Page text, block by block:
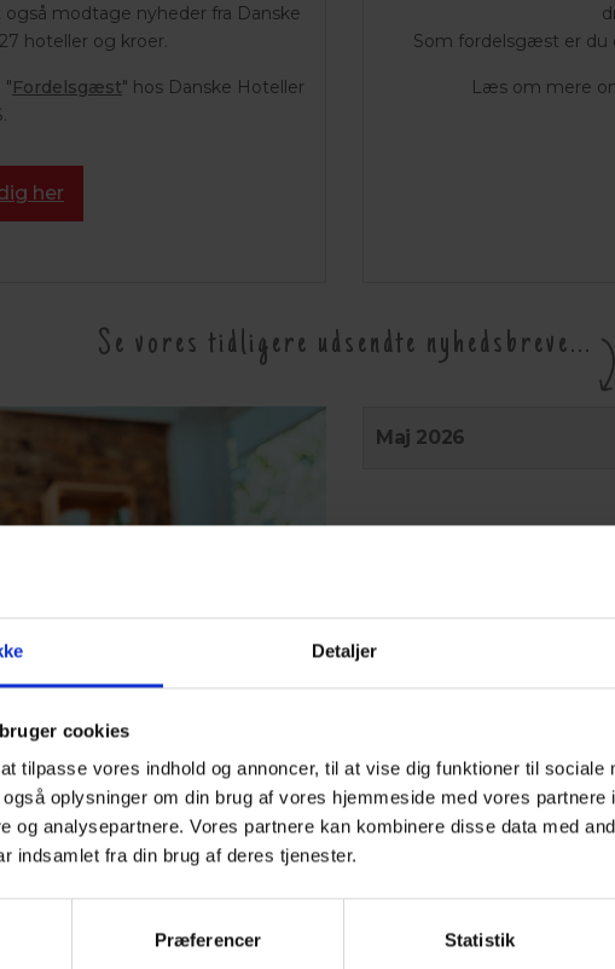
Detaljer
cookies
tilpasse vores indhold og annoncer, til at vise dig funktioner til sociale
oplysninger om din brug af vores hjemmeside med vores partnere
og analysepartnere. Vores partnere kan kombinere disse data med
indsamlet fra din brug af deres tjenester.
Præferencer Statistik
modtage nyheder fra Danske
hoteller og kroer.
"Fordelsgæst" hos Danske Hoteller
her
Som fordelsgæst er du
Læs om mere
Se vores tidligere udsendte nyhedsbreve...
Maj 2026